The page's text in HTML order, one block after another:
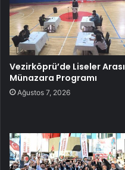
Vezirköprü’de Liseler Arası
Münazara Programı
Ağustos 7, 2026